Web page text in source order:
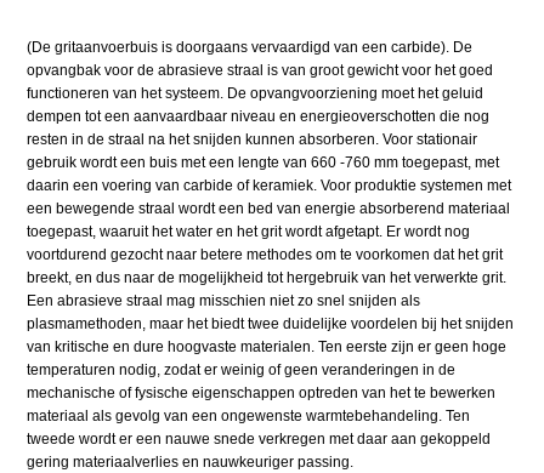
(De gritaanvoerbuis is doorgaans vervaardigd van een carbide). De
opvangbak voor de abrasieve straal is van groot gewicht voor het goed
functioneren van het systeem. De opvangvoorziening moet het geluid
dempen tot een aanvaardbaar niveau en energieoverschotten die nog
resten in de straal na het snijden kunnen absorberen. Voor stationair
gebruik wordt een buis met een lengte van 660 -760 mm toegepast, met
daarin een voering van carbide of keramiek. Voor produktie systemen met
een bewegende straal wordt een bed van energie absorberend materiaal
toegepast, waaruit het water en het grit wordt afgetapt. Er wordt nog
voortdurend gezocht naar betere methodes om te voorkomen dat het grit
breekt, en dus naar de mogelijkheid tot hergebruik van het verwerkte grit.
Een abrasieve straal mag misschien niet zo snel snijden als
plasmamethoden, maar het biedt twee duidelijke voordelen bij het snijden
van kritische en dure hoogvaste materialen. Ten eerste zijn er geen hoge
temperaturen nodig, zodat er weinig of geen veranderingen in de
mechanische of fysische eigenschappen optreden van het te bewerken
materiaal als gevolg van een ongewenste warmtebehandeling. Ten
tweede wordt er een nauwe snede verkregen met daar aan gekoppeld
gering materiaalverlies en nauwkeuriger passing.